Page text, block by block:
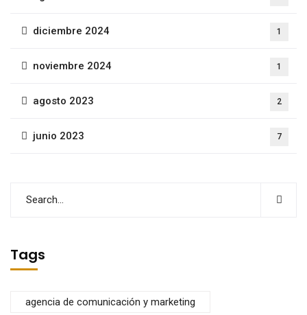
diciembre 2024 1
noviembre 2024 1
agosto 2023 2
junio 2023 7
Tags
agencia de comunicación y marketing